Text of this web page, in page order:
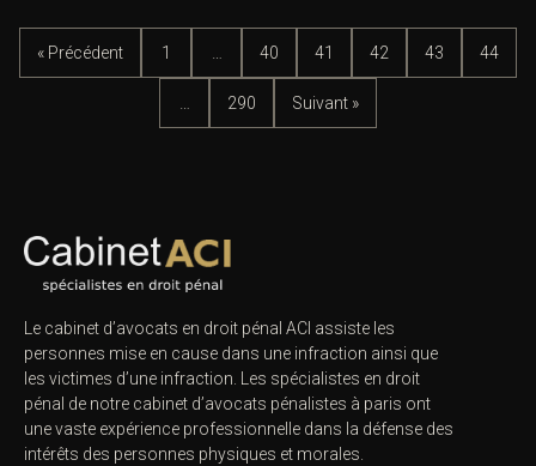
« Précédent 1 40 41 42 43 44
290 Suivant »
Le cabinet d’avocats en droit pénal ACI assiste les
personnes mise en cause dans une infraction ainsi que
les victimes d’une infraction. Les spécialistes en droit
pénal de notre cabinet d’avocats pénalistes à paris ont
une vaste expérience professionnelle dans la défense des
intérêts des personnes physiques et morales.